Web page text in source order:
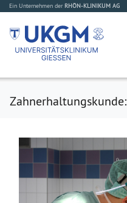
Ein Unternehmen der RHÖN-KLINIKUM AG
Zahnerhaltungskunde: